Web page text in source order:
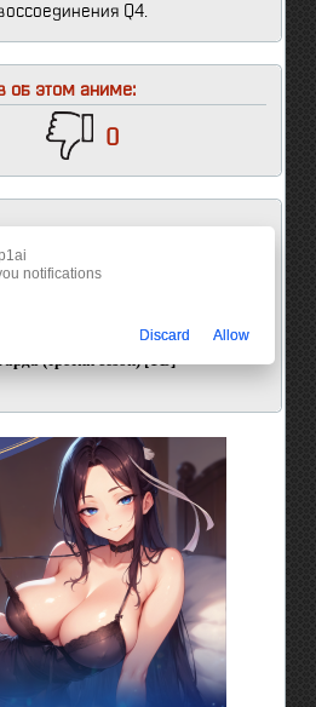
Q4.
об этом аниме:
0
[ТВ]
(третий сезон) [ТВ]
notifications
Discard Allow